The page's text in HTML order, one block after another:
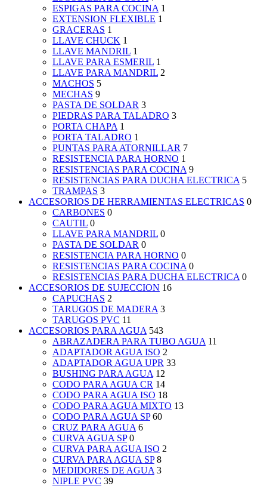
ESPIGAS PARA COCINA 1
EXTENSION FLEXIBLE 1
GRACERAS 1
LLAVE CHUCK 1
LLAVE MANDRIL 1
LLAVE PARA ESMERIL 1
LLAVE PARA MANDRIL 2
MACHOS 5
MECHAS 9
PASTA DE SOLDAR 3
PIEDRAS PARA TALADRO 3
PORTA CHAPA 1
PORTA TALADRO 1
PUNTAS PARA ATORNILLAR 7
RESISTENCIA PARA HORNO 1
RESISTENCIAS PARA COCINA 9
RESISTENCIAS PARA DUCHA ELECTRICA 5
TRAMPAS 3
ACCESORIOS DE HERRAMIENTAS ELECTRICAS 0
CARBONES 0
CAUTIL 0
LLAVE PARA MANDRIL 0
PASTA DE SOLDAR 0
RESISTENCIA PARA HORNO 0
RESISTENCIAS PARA COCINA 0
RESISTENCIAS PARA DUCHA ELECTRICA 0
ACCESORIOS DE SUJECCION 16
CAPUCHAS 2
TARUGOS DE MADERA 3
TARUGOS PVC 11
ACCESORIOS PARA AGUA 543
ABRAZADERA PARA TUBO AGUA 11
ADAPTADOR AGUA ISO 2
ADAPTADOR AGUA UPR 33
BUSHING PARA AGUA 12
CODO PARA AGUA CR 14
CODO PARA AGUA ISO 18
CODO PARA AGUA MIXTO 13
CODO PARA AGUA SP 60
CRUZ PARA AGUA 6
CURVA AGUA SP 0
CURVA PARA AGUA ISO 2
CURVA PARA AGUA SP 8
MEDIDORES DE AGUA 3
NIPLE PVC 39